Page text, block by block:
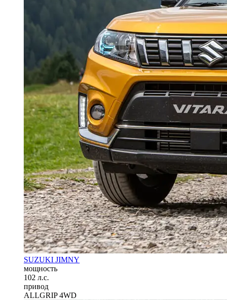
SUZUKI JIMNY
мощность
102 л.с.
привод
ALLGRIP 4WD